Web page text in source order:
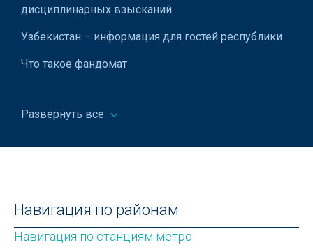
дисциплинарных взысканий
Узбекистан – информация для гостей республики
Что такое фандомат
советы и примеры
клинингу
Государственный академический русский
драматический театр Узбекистана в Ташкенте
Развернуть все
Навигация по районам
Навигация по станциям метро